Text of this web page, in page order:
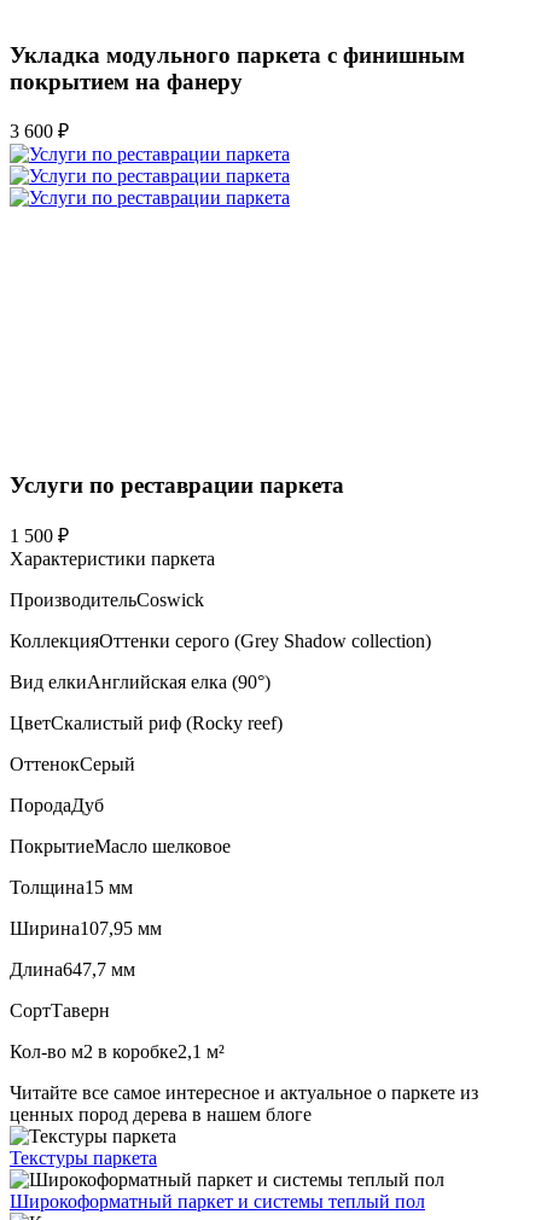
Укладка модульного паркета с финишным
покрытием на фанеру
3 600 ₽
Услуги по реставрации паркета
1 500 ₽
Характеристики паркета
ПроизводительCoswick
КоллекцияОттенки серого (Grеy Shadow collection)
Вид елкиАнглийская елка (90°)
ЦветСкалистый риф (Rocky reef)
ОттенокСерый
ПородаДуб
ПокрытиеМасло шелковое
Толщина15 мм
Ширина107,95 мм
Длина647,7 мм
СортТаверн
Кол-во м2 в коробке2,1 м²
Читайте все самое интересное и актуальное о паркете из
ценных пород дерева в нашем блоге
Текстуры паркета
Широкоформатный паркет и системы теплый пол